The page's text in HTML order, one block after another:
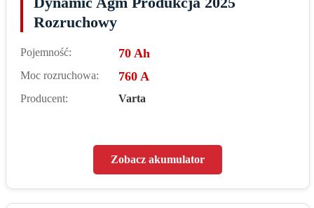
Rozruchowy
Pojemność: 70 Ah
Moc rozruchowa: 760 A
Producent: Varta
Zobacz akumulator